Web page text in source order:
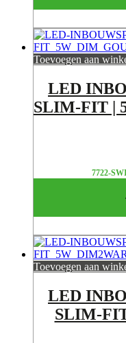
Toevoegen aan
LED
SLIM-FIT |
7722-
Toevoegen aan
LED
SLIM-